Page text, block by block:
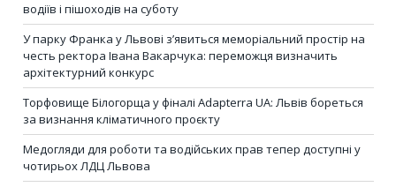
водіїв і пішоходів на суботу
У парку Франка у Львові з’явиться меморіальний простір на
честь ректора Івана Вакарчука: переможця визначить
архітектурний конкурс
Торфовище Білогорща у фіналі Adapterra UA: Львів бореться
за визнання кліматичного проєкту
Медогляди для роботи та водійських прав тепер доступні у
чотирьох ЛДЦ Львова